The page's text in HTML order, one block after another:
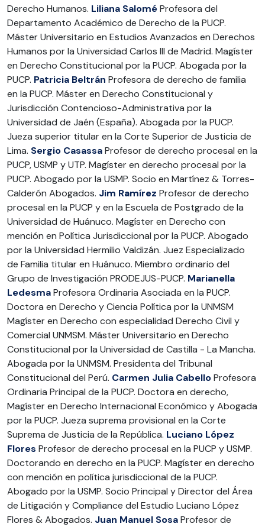
Derecho Humanos. Liliana SaloméProfesora del
Departamento Académico de Derecho de la PUCP.
Máster Universitario en Estudios Avanzados en Derechos
Humanos por la Universidad Carlos III de Madrid. Magíster
en Derecho Constitucional por la PUCP. Abogada por la
PUCP. Patricia Beltrán Profesora de derecho de familia
en la PUCP. Máster en Derecho Constitucional y
Jurisdicción Contencioso-Administrativa por la
Universidad de Jaén (España). Abogada por la PUCP.
Jueza superior titular en la Corte Superior de Justicia de
Lima. Sergio CasassaProfesor de derecho procesal en la
PUCP, USMP y UTP. Magíster en derecho procesal por la
PUCP. Abogado por la USMP. Socio en Martínez & Torres-
Calderón Abogados. Jim Ramírez Profesor de derecho
procesal en la PUCP y en la Escuela de Postgrado de la
Universidad de Huánuco. Magíster en Derecho con
mención en Política Jurisdiccional por la PUCP. Abogado
por la Universidad Hermilio Valdizán. Juez Especializado
de Familia titular en Huánuco. Miembro ordinario del
Grupo de Investigación PRODEJUS-PUCP. Marianella
LedesmaProfesora Ordinaria Asociada en la PUCP.
Doctora en Derecho y Ciencia Política por la UNMSM
Magíster en Derecho con especialidad Derecho Civil y
Comercial UNMSM. Máster Universitario en Derecho
Constitucional por la Universidad de Castilla - La Mancha.
Abogada por la UNMSM. Presidenta del Tribunal
Constitucional del Perú. Carmen Julia CabelloProfesora
Ordinaria Principal de la PUCP. Doctora en derecho,
Magíster en Derecho Internacional Económico y Abogada
por la PUCP. Jueza suprema provisional en la Corte
Suprema de Justicia de la República. Luciano López
Flores Profesor de derecho procesal en la PUCP y USMP.
Doctorando en derecho en la PUCP. Magíster en derecho
con mención en política jurisdiccional de la PUCP.
Abogado por la USMP. Socio Principal y Director del Área
de Litigación y Compliance del Estudio Luciano López
Flores & Abogados. Juan Manuel SosaProfesor de